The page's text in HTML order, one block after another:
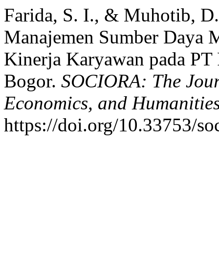
Farida, S. I., & Muhotib,
Manajemen Sumber Daya
Kinerja Karyawan pada
Bogor. SOCIORA: The
Economics, and
https://doi.org/10.33753/